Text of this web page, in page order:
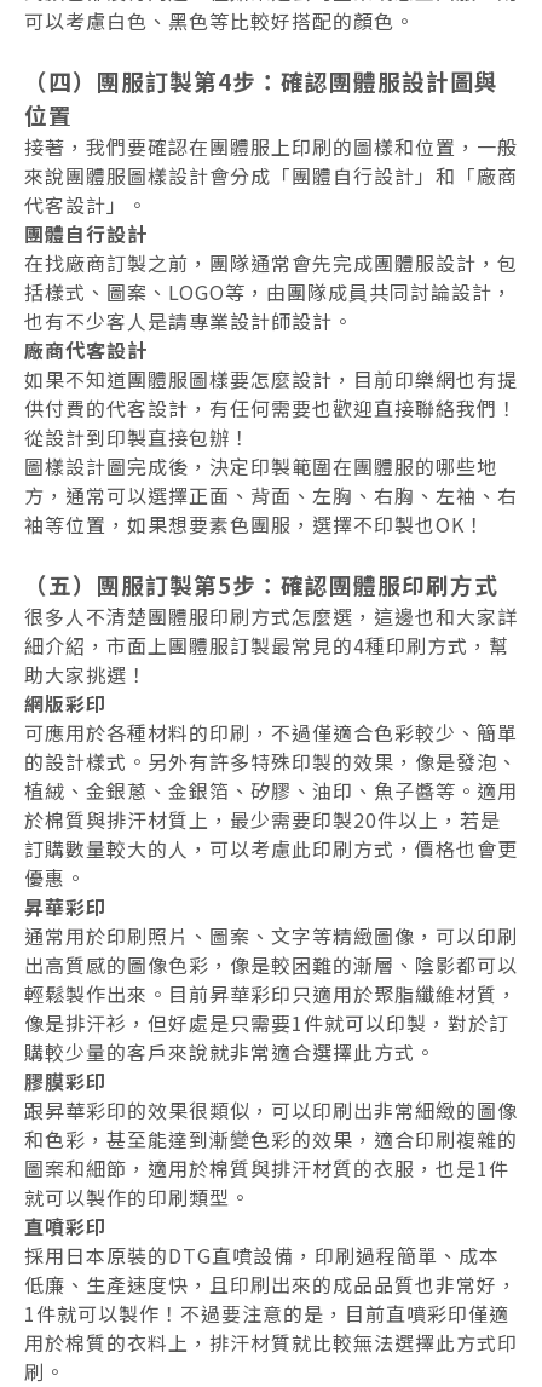
可以考慮白色、黑色等比較好搭配的顏色。
（四）團服訂製第4步：確認團體服設計圖與
位置
接著，我們要確認在團體服上印刷的圖樣和位置，一般
來說團體服圖樣設計會分成「團體自行設計」和「廠商
代客設計」。
團體自行設計
在找廠商訂製之前，團隊通常會先完成團體服設計，包
括樣式、圖案、LOGO等，由團隊成員共同討論設計，
也有不少客人是請專業設計師設計。
廠商代客設計
如果不知道團體服圖樣要怎麼設計，目前印樂網也有提
供付費的代客設計，有任何需要也歡迎直接聯絡我們！
從設計到印製直接包辦！
圖樣設計圖完成後，決定印製範圍在團體服的哪些地
方，通常可以選擇正面、背面、左胸、右胸、左袖、右
袖等位置，如果想要素色團服，選擇不印製也OK！
（五）團服訂製第5步：確認團體服印刷方式
很多人不清楚團體服印刷方式怎麼選，這邊也和大家詳
細介紹，市面上團體服訂製最常見的4種印刷方式，幫
助大家挑選！
網版彩印
可應用於各種材料的印刷，不過僅適合色彩較少、簡單
的設計樣式。另外有許多特殊印製的效果，像是發泡、
植絨、金銀蔥、金銀箔、矽膠、油印、魚子醬等。適用
於棉質與排汗材質上，最少需要印製20件以上，若是
訂購數量較大的人，可以考慮此印刷方式，價格也會更
優惠。
昇華彩印
通常用於印刷照片、圖案、文字等精緻圖像，可以印刷
出高質感的圖像色彩，像是較困難的漸層、陰影都可以
輕鬆製作出來。目前昇華彩印只適用於聚脂纖維材質，
像是排汗衫，但好處是只需要1件就可以印製，對於訂
購較少量的客戶來說就非常適合選擇此方式。
膠膜彩印
跟昇華彩印的效果很類似，可以印刷出非常細緻的圖像
和色彩，甚至能達到漸變色彩的效果，適合印刷複雜的
圖案和細節，適用於棉質與排汗材質的衣服，也是1件
就可以製作的印刷類型。
直噴彩印
採用日本原裝的DTG直噴設備，印刷過程簡單、成本
低廉、生產速度快，且印刷出來的成品品質也非常好，
1件就可以製作！不過要注意的是，目前直噴彩印僅適
用於棉質的衣料上，排汗材質就比較無法選擇此方式印
刷。